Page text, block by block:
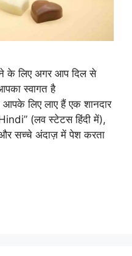
के लिए अगर आप दिल से
स्वागत है
लिए लाए हैं एक शानदार
(लव स्टेटस हिंदी में),
सच्चे अंदाज़ में पेश करता